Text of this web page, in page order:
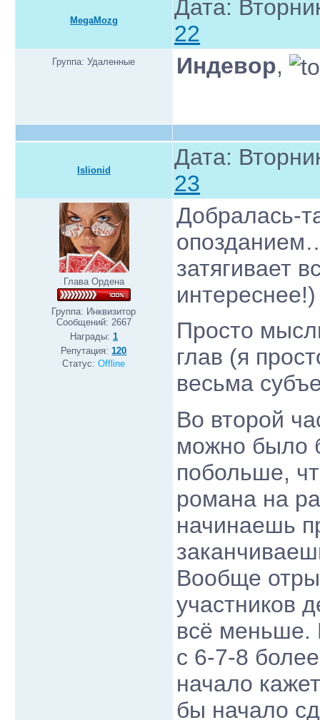
MegaMozg
Дата:
22
Группа: Удаленные Индевор,
Islionid
Дата:
23
Глава Ордена
Группа: Инквизитор
Сообщений: 2667
Награды: 1
Репутация:120
Статус:Offline
Добралась-
затягивает
Просто
глав (я
весьма
Во второй
можно было
побольше,
романа на
начинаешь
Вообще
участников
всё меньше.
с 6-7-8
начало
бы начало